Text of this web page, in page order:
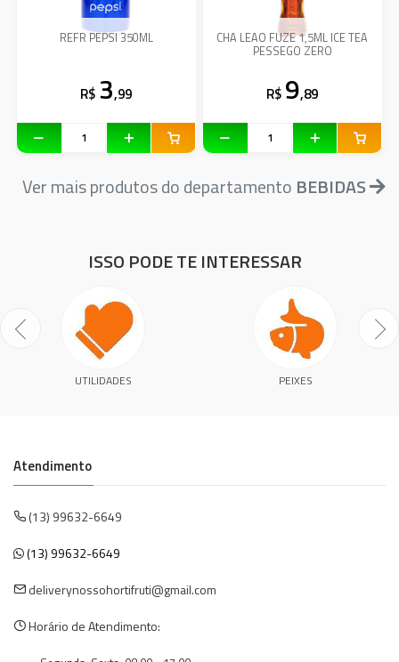
REFR PEPSI 350ML
R$ 3,99
CHA LEAO FUZE 1,5ML ICE TEA
PESSEGO ZERO
R$ 9,89
Ver mais produtos do departamento BEBIDAS
ISSO PODE TE INTERESSAR
UTILIDADES PEIXES
Atendimento
(13) 99632-6649
(13) 99632-6649
deliverynossohortifruti@gmail.com
Horário de Atendimento: